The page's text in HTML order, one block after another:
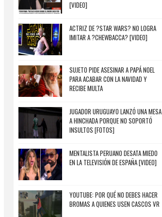
[VIDEO]
ACTRIZ DE ?STAR WARS? NO LOGRA
IMITAR A ?CHEWBACCA? [VIDEO]
SUJETO PIDE ASESINAR A PAPÁ NOEL
PARA ACABAR CON LA NAVIDAD Y
RECIBE MULTA
JUGADOR URUGUAYO LANZÓ UNA MESA
A HINCHADA PORQUE NO SOPORTÓ
INSULTOS [FOTOS]
MENTALISTA PERUANO DESATA MIEDO
EN LA TELEVISIÓN DE ESPAÑA [VIDEO]
YOUTUBE: POR QUÉ NO DEBES HACER
BROMAS A QUIENES USEN CASCOS VR